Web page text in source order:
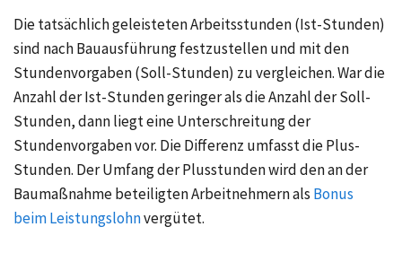
Die tatsächlich geleisteten Arbeitsstunden (Ist-Stunden)
sind nach Bauausführung festzustellen und mit den
Stundenvorgaben (Soll-Stunden) zu vergleichen. War die
Anzahl der Ist-Stunden geringer als die Anzahl der Soll-
Stunden, dann liegt eine Unterschreitung der
Stundenvorgaben vor. Die Differenz umfasst die Plus-
Stunden. Der Umfang der Plusstunden wird den an der
Baumaßnahme beteiligten Arbeitnehmern als Bonus
beim Leistungslohnvergütet.